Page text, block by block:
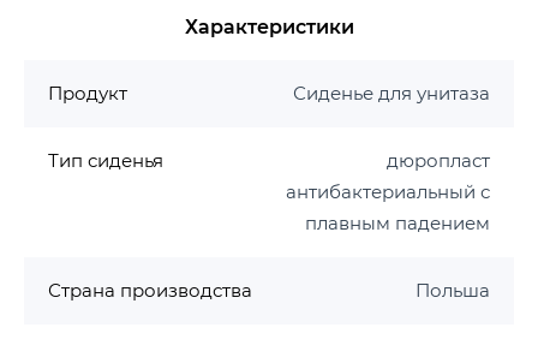
Характеристики
Продукт Сиденье для унитаза
Тип сиденья
дюропласт
антибактериальный с
плавным падением
Страна производства Польша